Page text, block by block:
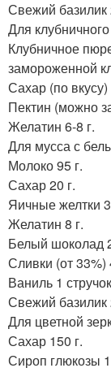
Свежий базилик
Для
Клубничное
замороженной
Сахар (по вкусу)
Пектин (можно
Желатин 6-8 г.
Для мусса с
Молоко 95 г.
Сахар 20 г.
Яичные желтки
Желатин 8 г.
Белый шоколад
Сливки (от 33%)
Ваниль 1
Свежий базилик
Для цветной
Сахар 150 г.
Сироп глюкозы